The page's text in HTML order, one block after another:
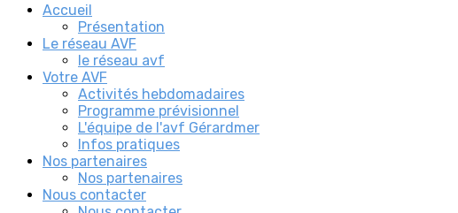
Accueil
Présentation
Le réseau AVF
le réseau avf
Votre AVF
Activités hebdomadaires
Programme prévisionnel
L'équipe de l'avf Gérardmer
Infos pratiques
Nos partenaires
Nos partenaires
Nous contacter